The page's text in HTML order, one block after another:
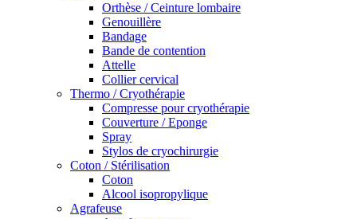
Orthèse / Ceinture lombaire
Genouillère
Bandage
Bande de contention
Attelle
Collier cervical
Thermo / Cryothérapie
Compresse pour cryothérapie
Couverture / Eponge
Spray
Stylos de cryochirurgie
Coton / Stérilisation
Coton
Alcool isopropylique
Agrafeuse